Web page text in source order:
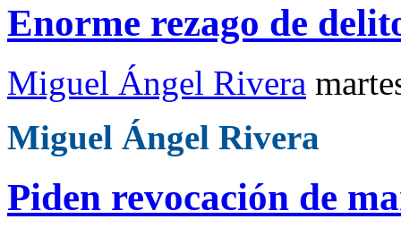
Enorme rezago de
Miguel Ángel Rivera
Miguel Ángel Rivera
Piden revocación de